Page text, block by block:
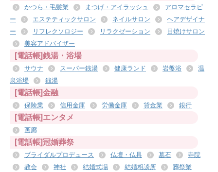
かつら・毛髪業 まつげ・アイラッシュ
アロマセラピ
ー
エステティックサロン ネイルサロン
ヘアデザイナ
ー
リフレクソロジー リラクゼーション
日焼けサロン
美容アドバイザー
[電話帳]銭湯・浴場
サウナ スーパー銭湯 健康ランド 岩盤浴
温
泉浴場
銭湯
[電話帳]金融
保険業 信用金庫 労働金庫 貸金業 銀行
[電話帳]エンタメ
画廊
[電話帳]冠婚葬祭
ブライダルプロデュース 仏壇・仏具 墓石
寺院
教会
神社 結婚式場 結婚相談所
葬祭業